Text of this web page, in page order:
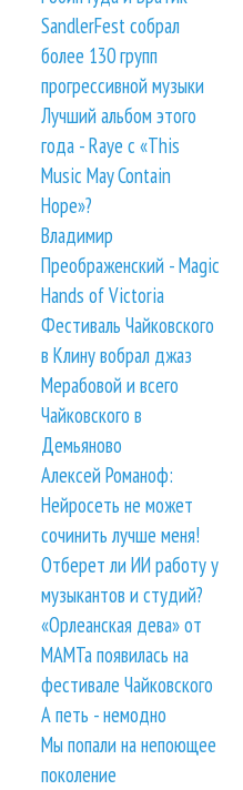
SandlerFest собрал
более 130 групп
прогрессивной музыки
Лучший альбом этого
года - Raye с «This
Music May Contain
Hope»?
Владимир
Преображенский - Magic
Hands of Victoria
Фестиваль Чайковского
в Клину вобрал джаз
Мерабовой и всего
Чайковского в
Демьяново
Алексей Романоф:
Нейросеть не может
сочинить лучше меня!
Отберет ли ИИ работу у
музыкантов и студий?
«Орлеанская дева» от
МАМТа появилась на
фестивале Чайковского
А петь - немодно
Мы попали на непоющее
поколение